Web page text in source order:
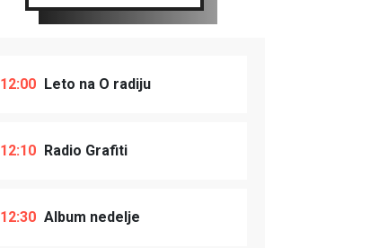
12:00 Leto na O radiju
12:10 Radio Grafiti
12:30 Album nedelje